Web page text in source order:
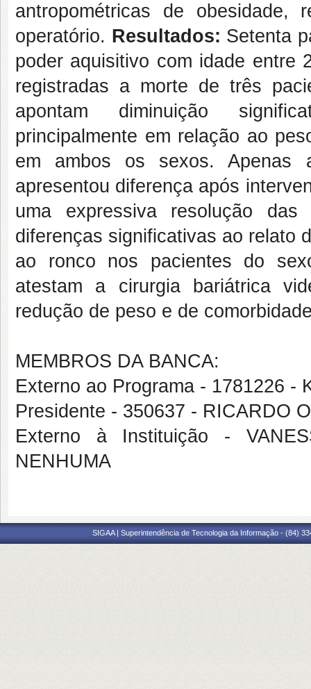
antropométricas de
operatório. Resultados: Setenta
poder aquisitivo com idade entre
registradas a morte de três
apontam diminuição
principalmente em relação ao
em ambos os sexos. Apenas
apresentou diferença após
uma expressiva resolução das
diferenças significativas ao relato
ao ronco nos pacientes do
atestam a cirurgia bariátrica
redução de peso e de
MEMBROS DA BANCA:
Externo ao Programa - 1781226 -
Presidente - 350637 - RICARDO
Externo à Instituição -
NENHUMA
SIGAA | Superintendência de Tecnologia da Informação - (84)